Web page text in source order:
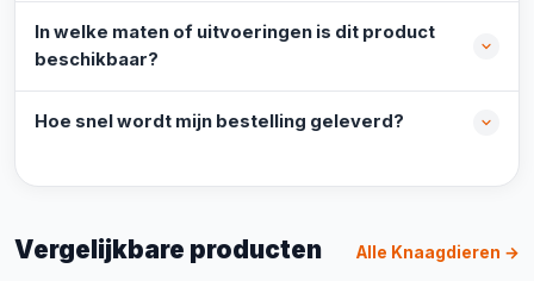
In welke maten of uitvoeringen is dit product
beschikbaar?
Hoe snel wordt mijn bestelling geleverd?
Vergelijkbare producten Alle Knaagdieren →